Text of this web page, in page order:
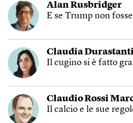
Alan Rusbridger
E se Trump non
Claudia Durastanti
Il cugino si è fatto
Claudio Rossi
Il calcio e le sue